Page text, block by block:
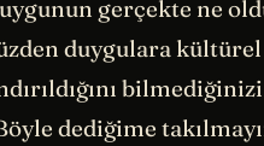
gerçekte ne
duygulara
bilmediğinizi
dediğime